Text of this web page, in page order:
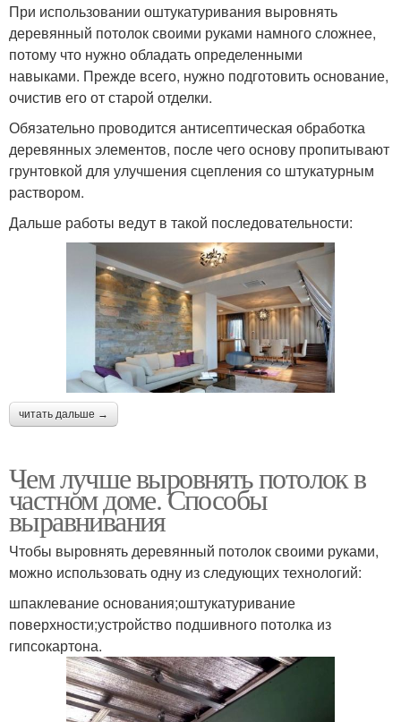
При использовании оштукатуривания выровнять
деревянный потолок своими руками намного сложнее,
потому что нужно обладать определенными
навыками. Прежде всего, нужно подготовить основание,
очистив его от старой отделки.
Обязательно проводится антисептическая обработка
деревянных элементов, после чего основу пропитывают
грунтовкой для улучшения сцепления со штукатурным
раствором.
Дальше работы ведут в такой последовательности:
читать дальше →
Чем лучше выровнять потолок в
частном доме. Способы
выравнивания
Чтобы выровнять деревянный потолок своими руками,
можно использовать одну из следующих технологий:
шпаклевание основания;оштукатуривание
поверхности;устройство подшивного потолка из
гипсокартона.